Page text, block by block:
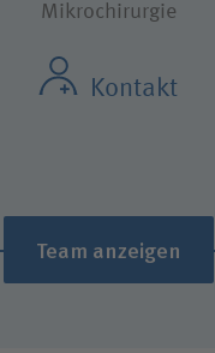
Mikrochirurgie
Kontakt
Team anzeigen